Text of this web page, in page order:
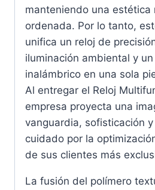
manteniendo una estética
ordenada. Por lo tanto,
unifica un reloj de
iluminación ambiental y
inalámbrico en una sola
Al entregar el Reloj
empresa proyecta una
vanguardia, sofisticación
cuidado por la
de sus clientes más
La fusión del polímero